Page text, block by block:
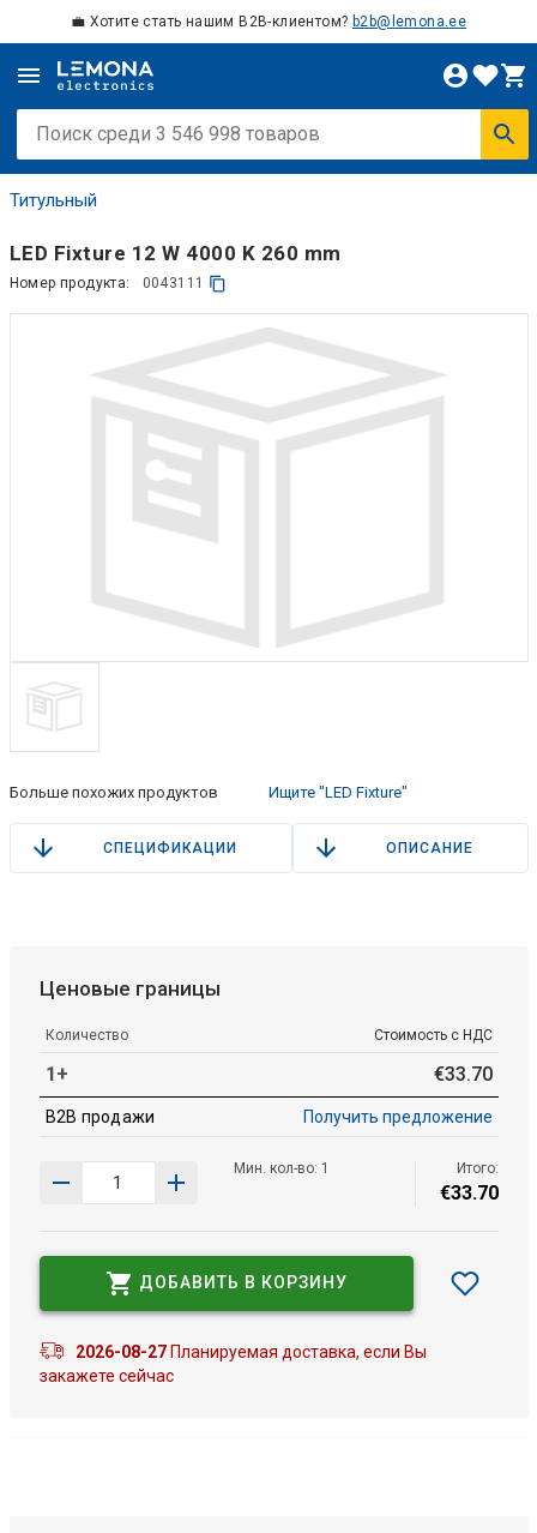
💼 Хотите стать нашим B2B-клиентом? b2b@lemona.ee
Титульный
LED Fixture 12 W 4000 K 260 mm
Номер продукта: 0043111
Больше похожих продуктов Ищите "LED Fixture"
СПЕЦИФИКАЦИИ ОПИСАНИЕ
Ценовые границы
Количество Стоимость с НДС
1+ €33.70
B2B продажи Получить предложение
Мин. кол-во: 1 Итого:
€33.70
ДОБАВИТЬ В КОРЗИНУ
2026-08-27Планируемая доставка, если Вы
закажете сейчас